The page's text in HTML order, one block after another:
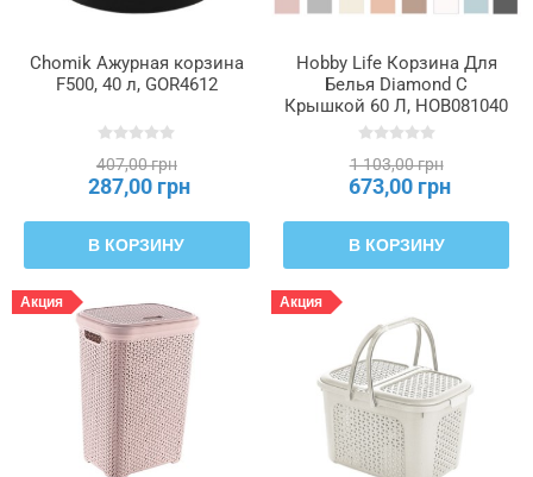
Chomik Ажурная корзина
F500, 40 л, GOR4612
407,00 грн
287,00 грн
В КОРЗИНУ
Hobby Life Корзина Для
Белья Diamond С
Крышкой 60 Л, HOB081040
1 103,00 грн
673,00 грн
В КОРЗИНУ
Акция Акция